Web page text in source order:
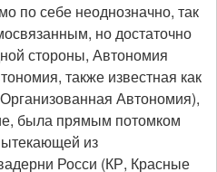
по себе неоднозначно, так
но достаточно
стороны, Автономия
также известная как
Автономия),
была прямым потомком
из
Росси (КР, Красные